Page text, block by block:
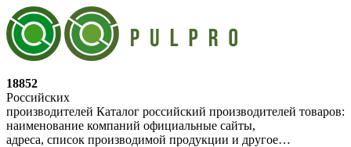
18852
Российских
производителей Каталог российский производителей товаров:
наименование компаний официальные сайты,
адреса, список производимой продукции и другое…